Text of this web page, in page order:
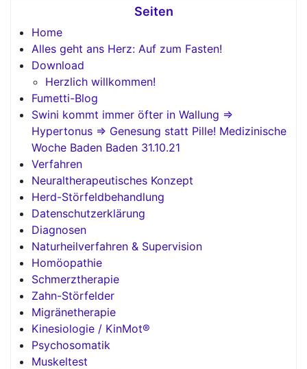
Seiten
Home
Alles geht ans Herz: Auf zum Fasten!
Download
Herzlich willkommen!
Fumetti-Blog
Swini kommt immer öfter in Wallung =>
Hypertonus => Genesung statt Pille! Medizinische
Woche Baden Baden 31.10.21
Verfahren
Neuraltherapeutisches Konzept
Herd-Störfeldbehandlung
Datenschutzerklärung
Diagnosen
Naturheilverfahren & Supervision
Homöopathie
Schmerztherapie
Zahn-Störfelder
Migränetherapie
Kinesiologie / KinMot®
Psychosomatik
Muskeltest